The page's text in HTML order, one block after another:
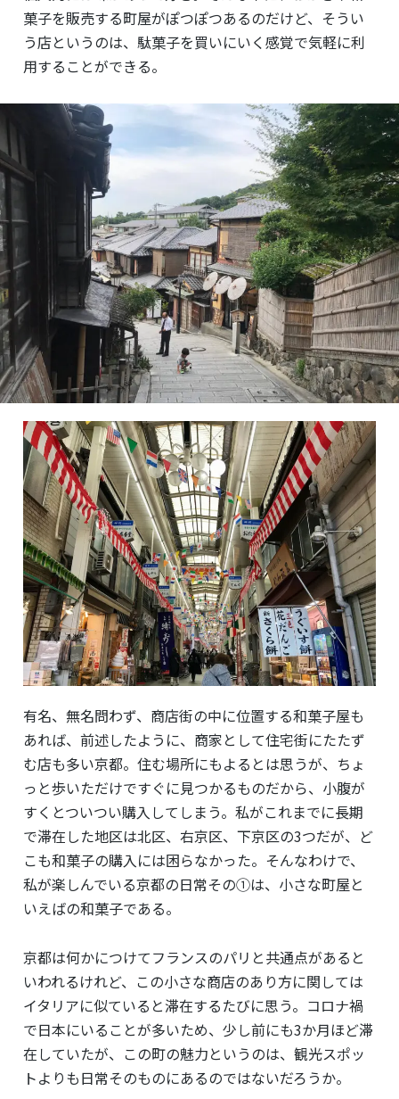
菓子を販売する町屋がぽつぽつあるのだけど、そうい
う店というのは、駄菓子を買いにいく感覚で気軽に利
用することができる。
有名、無名問わず、商店街の中に位置する和菓子屋も
あれば、前述したように、商家として住宅街にたたず
む店も多い京都。住む場所にもよるとは思うが、ちょ
っと歩いただけですぐに見つかるものだから、小腹が
すくとついつい購入してしまう。私がこれまでに長期
で滞在した地区は北区、右京区、下京区の3つだが、ど
こも和菓子の購入には困らなかった。そんなわけで、
私が楽しんでいる京都の日常その①は、小さな町屋と
いえばの和菓子である。
京都は何かにつけてフランスのパリと共通点があると
いわれるけれど、この小さな商店のあり方に関しては
イタリアに似ていると滞在するたびに思う。コロナ禍
で日本にいることが多いため、少し前にも3か月ほど滞
在していたが、この町の魅力というのは、観光スポッ
トよりも日常そのものにあるのではないだろうか。